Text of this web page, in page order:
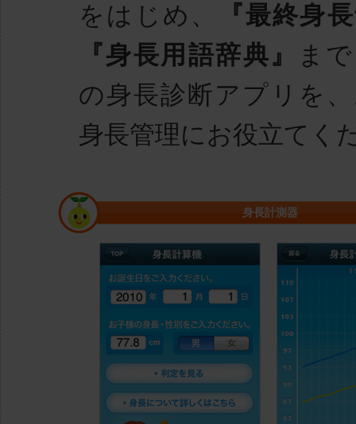
をはじめ、
『最終身
『身長用語辞典』
ま
の身長診断アプリを
身長管理にお役立てく
身長計測器